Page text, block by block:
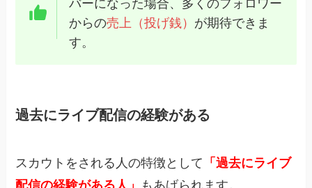
バーになった場合、多くのフォロワー
からの売上（投げ銭） が期待できま
す。
過去にライブ配信の経験がある
スカウトをされる人の特徴として 「過去にライブ